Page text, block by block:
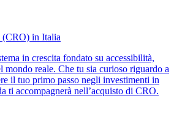
(CRO) in Italia
in crescita fondato su accessibilità,
mondo reale. Che tu sia curioso riguardo a
il tuo primo passo negli investimenti in
ti accompagnerà nell’acquisto di CRO.